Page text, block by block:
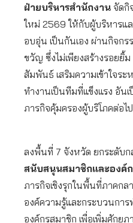
ฝ่ายบริหารสำนักงาน จัดกิ
ใหม่ 2569 ให้กับผู้บริหารแ
อบอุ่น เป็นกันเอง ผ่านกิจกร
ขวัญ ซึ่งไม่เพียงสร้างรอยยิ้
สัมพันธ์ เสริมความเข้าใจร
ทำงานเป็นทีมที่แข็งแรง อัน
ภารกิจคุ้มครองผู้บริโภคต่อไป
ลงพื้นที่ 7 จังหวัด ยกระดับก
สนับสนุนสมาชิกและองค์
ภารกิจเชิงรุกในพื้นที่ภาคก
องค์ความรู้และกระบวนการ
องค์กรสมาชิก เพื่อเพิ่มศักย